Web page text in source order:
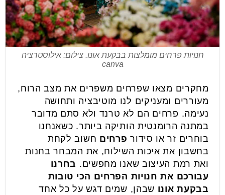
חנויות פרחים מומלצות בבקעת אונו. צילום: אילוסטרציה
canva
מחקרים מצאו שפרחים משפרים את מצב הרוח,
מעוררים ומעניקים לנו מוטיבציה ותחושה
נעימה. פרחים הם לא טרנד ולא סתם מדובר
במתנה הרומנטית הותיקה ביותר. כשאנחנו
בוחרים זר או סידור פרחים חשוב לקחת
בחשבון את איכות השילוח, את המבחר בחנות
ואת רמת העיצוב שאנו מחפשים. בחרנו
עבורכם את חנויות הפרחים הכי טובות
בבקעת אונו שבהן, שמים דגש על כל אחד